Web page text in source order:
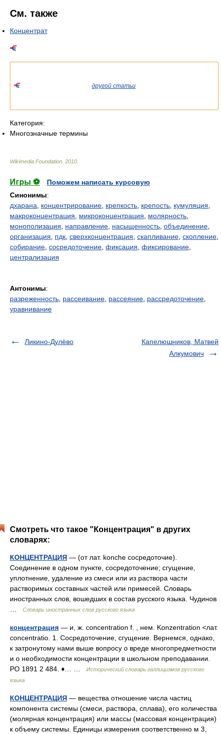
См. также
Концентрат
другой статьи
Категория:
Многозначные термины
Wikimedia Foundation 2010
Игры ⚽
Поможем написать курсовую
Синонимы:
дхарана
концентрирование крепкость крепость кумуляция
макроконцентрация
микроконцентрация молярность
монополизация
направление насыщенность объединение
организация
пдк сверхконцентрация скапливание скопление
собирание сосредоточение фиксация фиксирование
централизация
Антонимы:
разреженность рассеивание рассеяние рассредоточение
уравнивание
Ликино-Дулёво
Капелюшников, Матвей
Алкумович
Смотреть что такое "Концентрация" в других
словарях:
КОНЦЕНТРАЦИЯ — (от лат. konche сосредоточие).
Соединение в одном пункте, сосредоточение; сгущение,
уплотнение, удаление из смеси или из раствора части
растворимых составных частей или примесей. Словарь
иностранных слов, вошедших в состав русского языка. Чудинов
Словарь иностранных слов русского языка
концентрация — и, ж. concentration f. , нем. Konzentration <лат.
concentratio. 1. Сосредоточение, сгущение. Вернемся, однако,
к затронутому нами выше вопросу о вреде многопредметности
и о необходимости концентрации в школьном преподавании.
РО 1891 2 484. ♦… …
Исторический словарь галлицизмов русского
языка
КОНЦЕНТРАЦИЯ — вещества отношение числа частиц
компонента системы (смеси, раствора, сплава), его количества
(молярная концентрация) или массы (массовая концентрация)
к объему системы. Единицы измерения соответственно м 3,